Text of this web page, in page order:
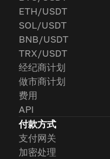
ETH/USDT
SOL/USDT
BNB/USDT
TRX/USDT
经纪商计划
做市商计划
费用
API
付款方式
支付网关
加密处理